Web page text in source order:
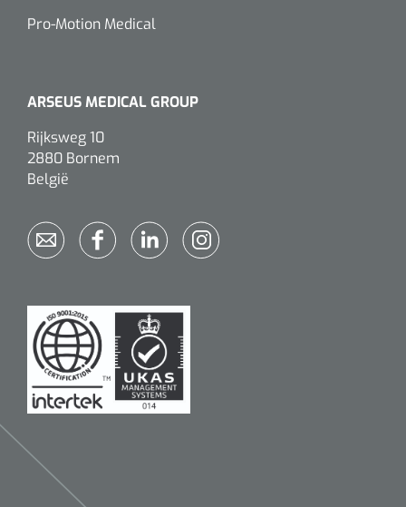
Pro-Motion Medical
ARSEUS MEDICAL GROUP
Rijksweg 10
2880 Bornem
België